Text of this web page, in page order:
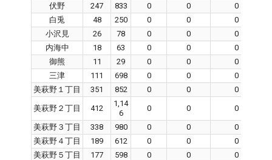
伏野
247 833 0 0
0
白兎
48 250 0 0
0
小沢見
26 78 0 0
0
内海中
18 63 0 0
0
御熊
11 29 0 0
0
三津
111 698 0 0
0
美萩野１丁目
351 852 0 0 0
美萩野２丁目 412
1,14
6
0 0 0
美萩野３丁目 338 980 0 0
0
美萩野４丁目
189 612 0 0
0
美萩野５丁目
177 598 0 0
0